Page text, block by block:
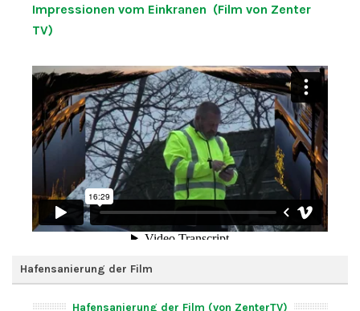
Impressionen vom Einkranen (Film von Zenter
TV)
Hafensanierung der Film
Hafensanierung der Film (von ZenterTV)